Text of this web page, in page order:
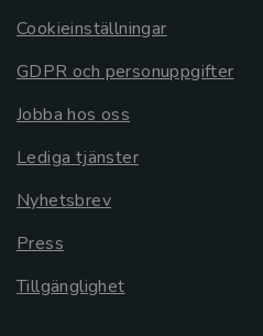
Cookieinställningar
GDPR och personuppgifter
Jobba hos oss
Lediga tjänster
Nyhetsbrev
Press
Tillgänglighet